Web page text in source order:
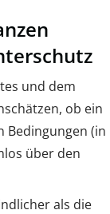
und dem
ob ein
Bedingungen (in
über den
als die